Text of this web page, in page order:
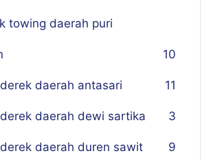
towing daerah puri
10
daerah antasari 11
daerah dewi sartika 3
daerah duren sawit 9